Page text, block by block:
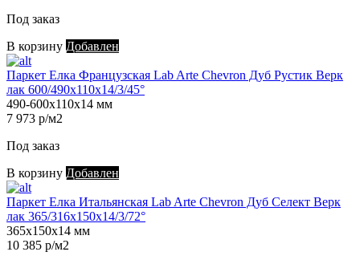
Под заказ
В корзину Добавлен
Паркет Елка Французская Lab Arte Chevron Дуб Рустик Верк
лак 600/490х110х14/3/45°
490-600х110х14 мм
7 973 р/м2
Под заказ
В корзину Добавлен
Паркет Елка Итальянская Lab Arte Chevron Дуб Селект Верк
лак 365/316х150х14/3/72°
365х150х14 мм
10 385 р/м2